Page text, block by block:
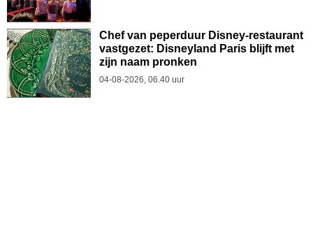
Chef van peperduur Disney-restaurant
vastgezet: Disneyland Paris blijft met
zijn naam pronken
04-08-2026, 06.40 uur